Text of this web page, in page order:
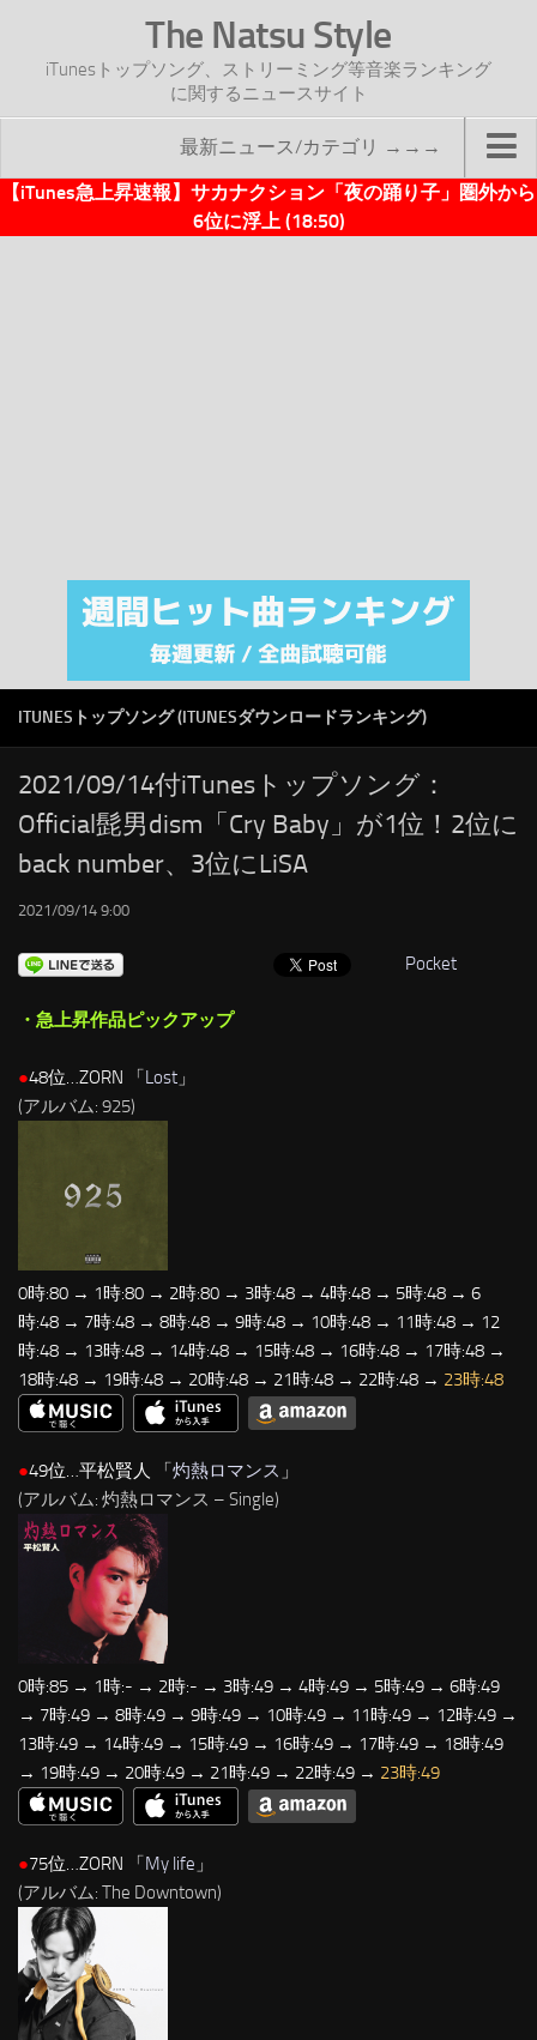
The Natsu Style
iTunesトップソング、ストリーミング等音楽ランキング
に関するニュースサイト
最新ニュース/カテゴリ →→→
TOP
注目カテゴリ
オリジナルiTunes週間トップソング
RSS
LINKS
【iTunes急上昇速報】サカナクション「夜の踊り子」圏外から
6位に浮上 (18:50)
ITUNESトップソング (ITUNESダウンロードランキング)
2021/09/14付iTunesトップソング：
Official髭男dism「Cry Baby」が1位！2位に
back number、3位にLiSA
2021/09/14 9:00
Pocket
・急上昇作品ピックアップ
●48位…ZORN 「Lost 」
(アルバム: 925)
0時:80 → 1時:80 → 2時:80 → 3時:48 → 4時:48 → 5時:48 → 6
時:48 → 7時:48 → 8時:48 → 9時:48 → 10時:48 → 11時:48 → 12
時:48 → 13時:48 → 14時:48 → 15時:48 → 16時:48 → 17時:48 →
18時:48 → 19時:48 → 20時:48 → 21時:48 → 22時:48 → 23時:48
●49位…平松賢人 「灼熱ロマンス 」
(アルバム: 灼熱ロマンス – Single)
0時:85 → 1時:- → 2時:- → 3時:49 → 4時:49 → 5時:49 → 6時:49
→ 7時:49 → 8時:49 → 9時:49 → 10時:49 → 11時:49 → 12時:49 →
13時:49 → 14時:49 → 15時:49 → 16時:49 → 17時:49 → 18時:49
→ 19時:49 → 20時:49 → 21時:49 → 22時:49 → 23時:49
●75位…ZORN 「 My life 」
(アルバム: The Downtown)